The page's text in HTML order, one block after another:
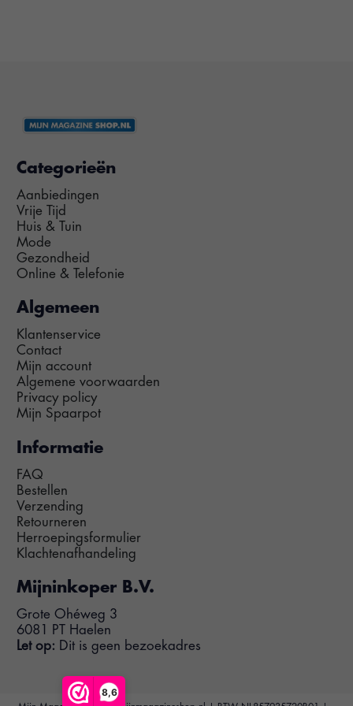
8,6
Categorieën
Aanbiedingen
Vrije Tijd
Huis & Tuin
Mode
Gezondheid
Online & Telefonie
Algemeen
Klantenservice
Contact
Mijn account
Algemene voorwaarden
Privacy policy
Mijn Spaarpot
Informatie
FAQ
Bestellen
Verzending
Retourneren
Herroepingsformulier
Klachtenafhandeling
Mijninkoper B.V.
Grote Ohéweg 3
6081 PT Haelen
Let op: Dit is geen bezoekadres